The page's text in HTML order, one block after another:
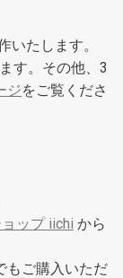
いたします。
す。その他、3
ジをご覧くださ
ップ iichi から
もご購入いただ